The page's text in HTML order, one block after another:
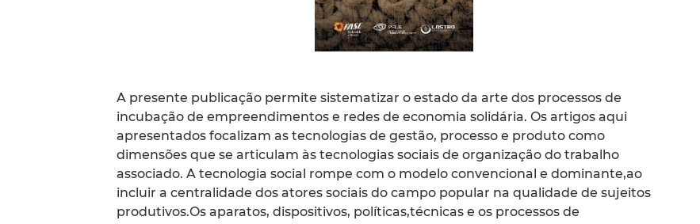
A presente publicação permite sistematizar o estado da arte dos processos de
incubação de empreendimentos e redes de economia solidária. Os artigos aqui
apresentados focalizam as tecnologias de gestão, processo e produto como
dimensões que se articulam às tecnologias sociais de organização do trabalho
associado. A tecnologia social rompe com o modelo convencional e dominante,ao
incluir a centralidade dos atores sociais do campo popular na qualidade de sujeitos
produtivos.Os aparatos, dispositivos, políticas,técnicas e os processos de